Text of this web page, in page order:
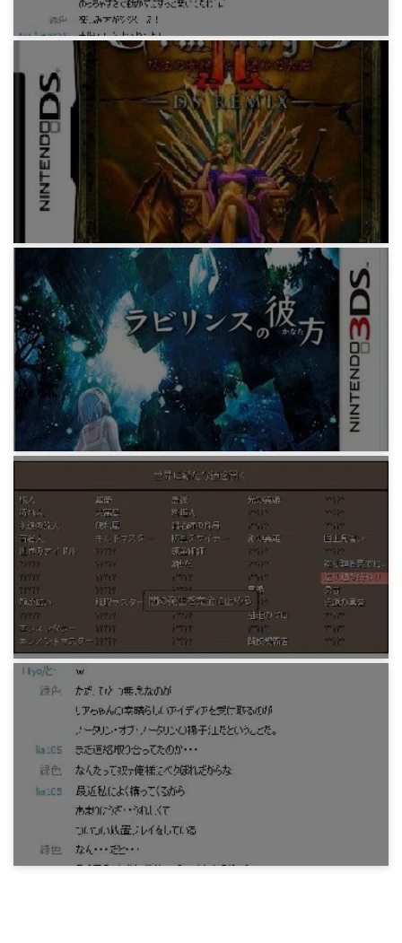
13年前
ゲーム
フリーゲーム「Ruina 廃都の物語」(L)
14年前
ゲーム
「エルミナージュ2」序盤まで
14年前
ゲーム
「ラビリンスの彼方」
13年前
「巡り廻る。」ラスボスまで
13年前